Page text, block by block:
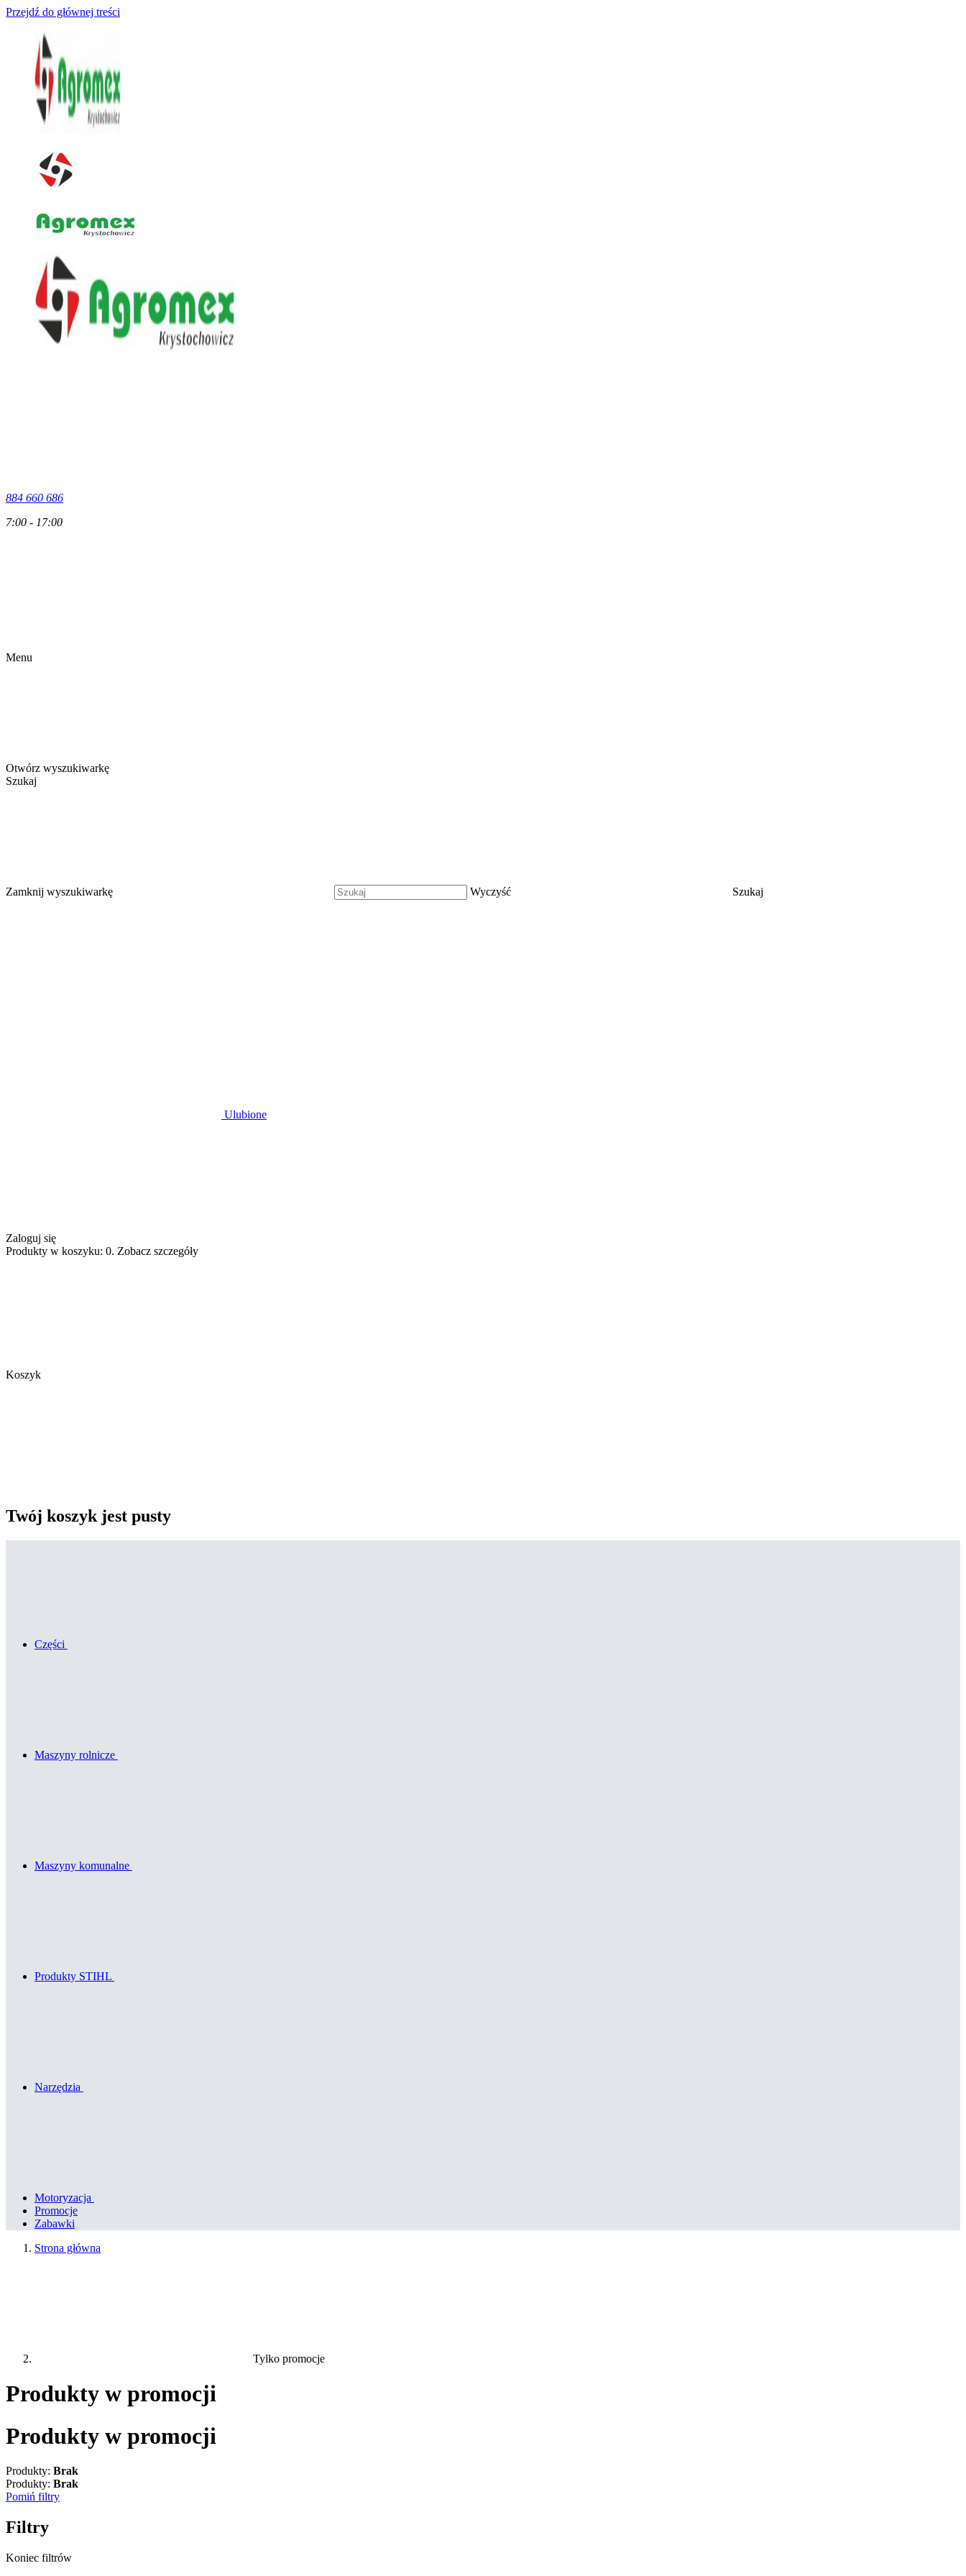
Przejdź do głównej treści
884 660 686
7:00 - 17:00
Menu
Otwórz wyszukiwarkę
Szukaj
Zamknij wyszukiwarkę Wyczyść Szukaj
Ulubione
Zaloguj się
Produkty w koszyku: 0. Zobacz szczegóły
Koszyk
Twój koszyk jest pusty
Części
Maszyny rolnicze
Maszyny komunalne
Produkty STIHL
Narzędzia
Motoryzacja
Promocje
Zabawki
Strona główna
Tylko promocje
Produkty w promocji
Produkty w promocji
Produkty: Brak
Produkty: Brak
Pomiń filtry
Filtry
Koniec filtrów